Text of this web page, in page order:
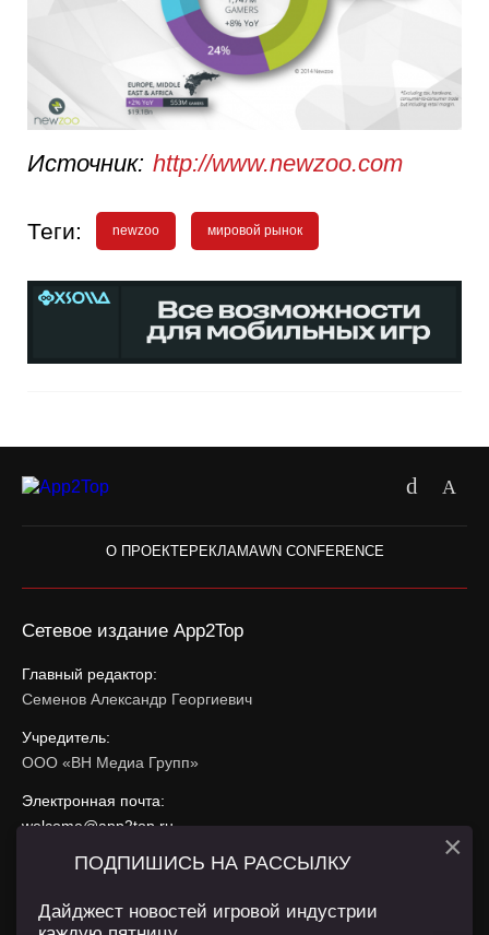
Источник: http://www.newzoo.com
Теги: newzoo мировой рынок
О ПРОЕКТЕРЕКЛАМАWN CONFERENCE
Сетевое издание App2Top
Главный редактор:
Семенов Александр Георгиевич
Учредитель:
ООО «ВН Медиа Групп»
Электронная почта:
welcome@app2top.ru
При использовании материалов активная ссылка на
ПОДПИШИСЬ НА РАССЫЛКУ
Дайджест новостей игровой индустрии
×